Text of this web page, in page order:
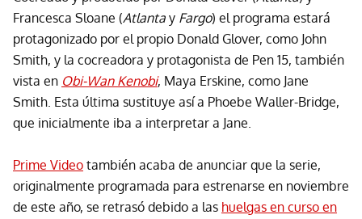
Francesca Sloane (Atlanta y Fargo) el programa estará
protagonizado por el propio Donald Glover, como John
Smith, y la cocreadora y protagonista de Pen 15, también
vista en Obi-Wan Kenobi, Maya Erskine, como Jane
Smith. Esta última sustituye así a Phoebe Waller-Bridge,
que inicialmente iba a interpretar a Jane.
Prime Video también acaba de anunciar que la serie,
originalmente programada para estrenarse en noviembre
de este año, se retrasó debido a las huelgas en curso en